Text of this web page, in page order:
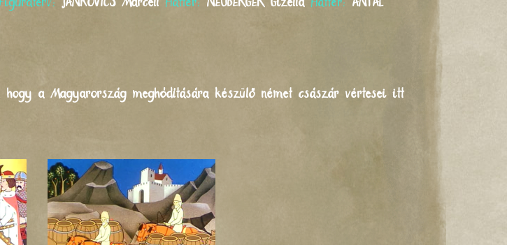
Figuraterv: JANKOVICS Marcell Háttér: NEUBERGER Gizella Háttér: ANTAL
a Magyarország meghódítására készülő német császár vértesei itt